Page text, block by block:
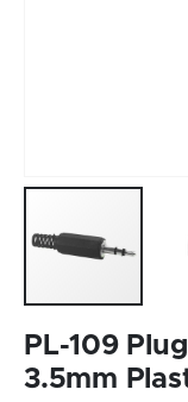
to
the
beginning
PL-109
3.5mm